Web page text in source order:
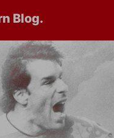
Blog.